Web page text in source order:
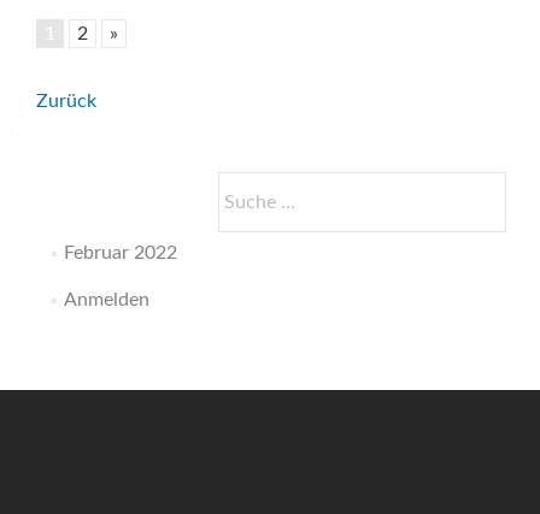
1 2 »
Beitrags-
Zurück
nach:
Februar 2022
Anmelden